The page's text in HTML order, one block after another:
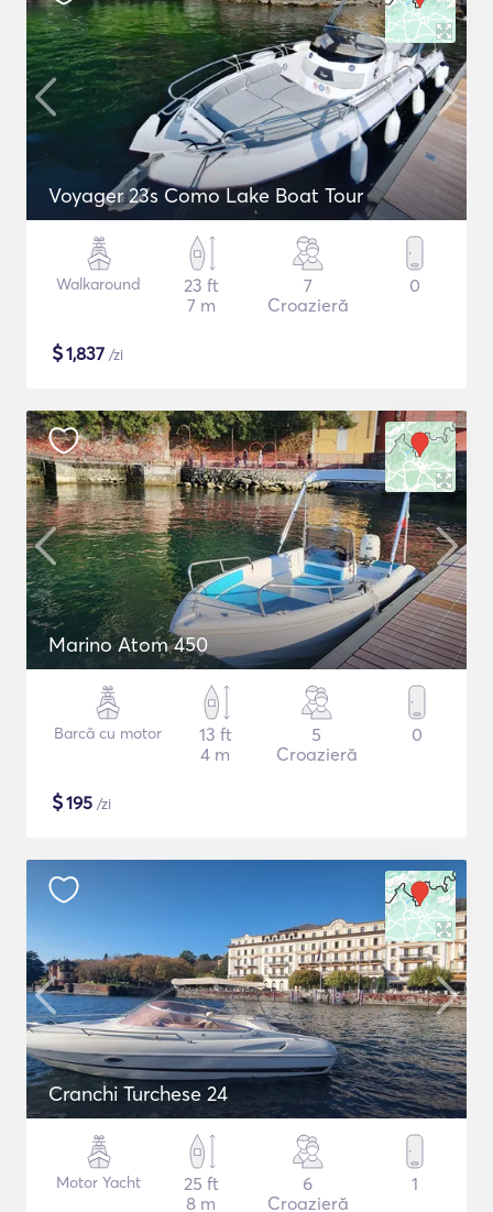
Voyager 23s Como Lake Boat Tour
Walkaround
23 ft
7 m
7
Croazieră
0
$1,837 /zi
Marino Atom 450
Barcă cu motor
13 ft
4 m
5
Croazieră
0
$195 /zi
Cranchi Turchese 24
Motor Yacht
25 ft
8 m
6
Croazieră
1